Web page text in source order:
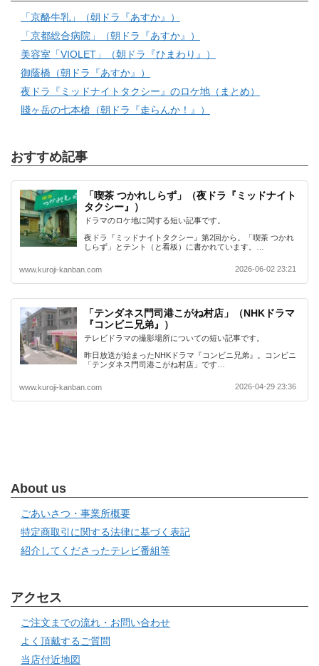
「京酪牛乳」（朝ドラ『あすか』）
「京都総合病院」（朝ドラ『あすか』）
美容室「VIOLET」（朝ドラ『ひまわり』）
御蔭橋（朝ドラ『あすか』）
夜ドラ『ミッドナイトタクシー』のロケ地（まとめ）
賤ヶ岳の七本槍（朝ドラ『走らんか！』）
おすすめ記事
「喫茶 つかれしらず」（夜ドラ『ミッドナイト
タクシー』）
ドラマのロケ地に関する短い記事です。
夜ドラ『ミッドナイトタクシー』第2回から。「喫茶 つかれ
しらず」とテント（と看板）に書かれています。…
www.kuroji-kanban.com 2026-06-02 23:21
「テンダネス門司港こがね村店」（NHKドラマ
『コンビニ兄弟』）
テレビドラマの撮影場所についての短い記事です。
昨日放送が始まったNHKドラマ『コンビニ兄弟』。コンビニ
「テンダネス門司港こがね村店」です…
www.kuroji-kanban.com 2026-04-29 23:36
About us
ごあいさつ・事業所概要
特定商取引に関する法律に基づく表記
紹介してくださったテレビ番組等
アクセス
ご注文までの流れ・お問い合わせ
よく頂戴するご質問
当店付近地図